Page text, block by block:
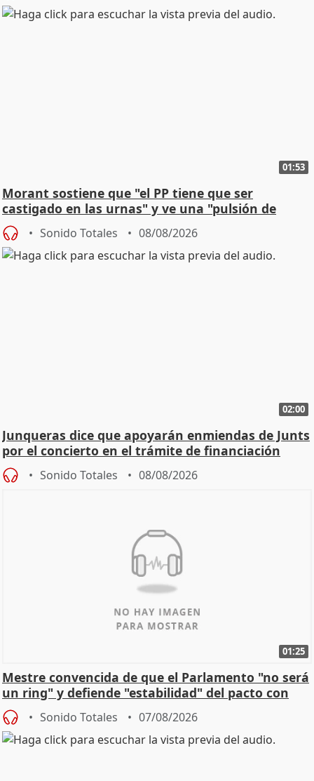
01:53
Morant sostiene que "el PP tiene que ser
castigado en las urnas" y ve una "pulsión de
cambio"
Sonido Totales 08/08/2026
02:00
Junqueras dice que apoyarán enmiendas de Junts
por el concierto en el trámite de financiación
Sonido Totales 08/08/2026
01:25
Mestre convencida de que el Parlamento "no será
un ring" y defiende "estabilidad" del pacto con
Vox
Sonido Totales 07/08/2026